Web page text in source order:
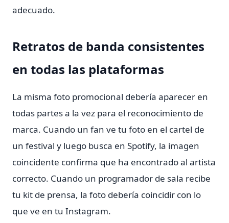
adecuado.
Retratos de banda consistentes
en todas las plataformas
La misma foto promocional debería aparecer en
todas partes a la vez para el reconocimiento de
marca. Cuando un fan ve tu foto en el cartel de
un festival y luego busca en Spotify, la imagen
coincidente confirma que ha encontrado al artista
correcto. Cuando un programador de sala recibe
tu kit de prensa, la foto debería coincidir con lo
que ve en tu Instagram.